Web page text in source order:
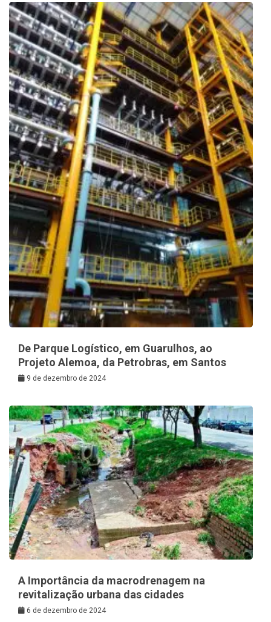
De Parque Logístico, em Guarulhos, ao
Projeto Alemoa, da Petrobras, em Santos
9 de dezembro de 2024
A Importância da macrodrenagem na
revitalização urbana das cidades
6 de dezembro de 2024